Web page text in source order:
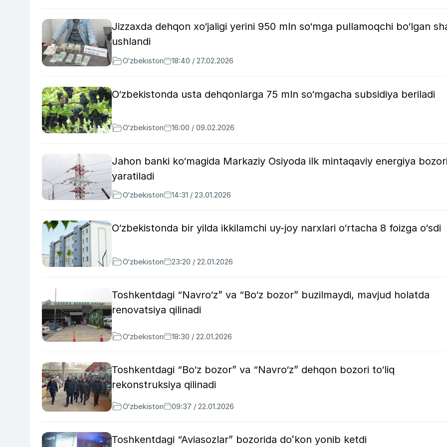
Jizzaxda dehqon xo‘jaligi yerini 950 mln so‘mga pullamoqchi bo‘lgan
ushlandi
O‘zbekiston 18:40 / 27.02.2026
O‘zbekistonda usta dehqonlarga 75 mln so‘mgacha subsidiya beriladi
O‘zbekiston 16:00 / 09.02.2026
Jahon banki ko‘magida Markaziy Osiyoda ilk mintaqaviy energiya bozori
yaratiladi
O‘zbekiston 14:31 / 23.01.2026
O‘zbekistonda bir yilda ikkilamchi uy-joy narxlari o‘rtacha 8 foizga o‘sdi
O‘zbekiston 23:20 / 22.01.2026
Toshkentdagi “Navro‘z” va “Bo‘z bozor” buzilmaydi, mavjud holatda
renovatsiya qilinadi
O‘zbekiston 18:30 / 22.01.2026
Toshkentdagi “Bo‘z bozor” va “Navro‘z” dehqon bozori to‘liq
rekonstruksiya qilinadi
O‘zbekiston 09:37 / 22.01.2026
Toshkentdagi “Aviasozlar” bozorida doʻkon yonib ketdi